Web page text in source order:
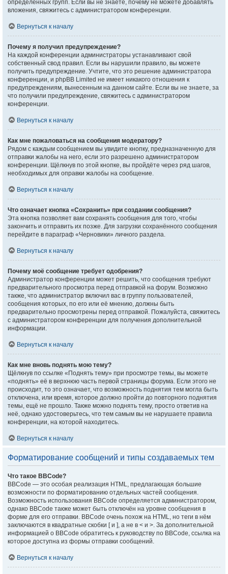
определённых групп. Если вы не знаете, почему не можете добавлять
вложения, свяжитесь с администратором конференции.
Вернуться к началу
Почему я получил предупреждение?
На каждой конференции администраторы устанавливают свой
собственный свод правил. Если вы нарушили правило, вы можете
получить предупреждение. Учтите, что это решение администратора
конференции, и phpBB Limited не имеет никакого отношения к
предупреждениям, вынесенным на данном сайте. Если вы не знаете, за
что получили предупреждение, свяжитесь с администратором
конференции.
Вернуться к началу
Как мне пожаловаться на сообщения модератору?
Рядом с каждым сообщением вы увидите кнопку, предназначенную для
отправки жалобы на него, если это разрешено администратором
конференции. Щёлкнув по этой кнопке, вы пройдёте через ряд шагов,
необходимых для оправки жалобы на сообщение.
Вернуться к началу
Что означает кнопка «Сохранить» при создании сообщения?
Эта кнопка позволяет вам сохранять сообщения для того, чтобы
закончить и отправить их позже. Для загрузки сохранённого сообщения
перейдите в параграф «Черновики» личного раздела.
Вернуться к началу
Почему моё сообщение требует одобрения?
Администратор конференции может решить, что сообщения требуют
предварительного просмотра перед отправкой на форум. Возможно
также, что администратор включил вас в группу пользователей,
сообщения которых, по его или её мнению, должны быть
предварительно просмотрены перед отправкой. Пожалуйста, свяжитесь
с администратором конференции для получения дополнительной
информации.
Вернуться к началу
Как мне вновь поднять мою тему?
Щёлкнув по ссылке «Поднять тему» при просмотре темы, вы можете
«поднять» её в верхнюю часть первой страницы форума. Если этого не
происходит, то это означает, что возможность поднятия тем могла быть
отключена, или время, которое должно пройти до повторного поднятия
темы, ещё не прошло. Также можно поднять тему, просто ответив на
неё, однако удостоверьтесь, что тем самым вы не нарушаете правила
конференции, на которой находитесь.
Вернуться к началу
Форматирование сообщений и типы создаваемых тем
Что такое BBCode?
BBCode — это особая реализация HTML, предлагающая большие
возможности по форматированию отдельных частей сообщения.
Возможность использования BBCode определяется администратором,
однако BBCode также может быть отключён на уровне сообщения в
форме для его отправки. BBCode очень похож на HTML, но теги в нём
заключаются в квадратные скобки [ и ], а не в < и >. За дополнительной
информацией о BBCode обратитесь к руководству по BBCode, ссылка на
которое доступна из формы отправки сообщений.
Вернуться к началу